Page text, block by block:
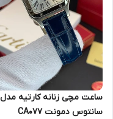
ساعت مچی زنانه کارتیه مدل
سانتوس دمونت CA0۷۷